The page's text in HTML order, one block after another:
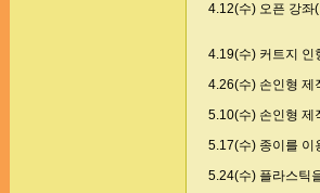
4.12(수) 오픈 강좌
4.19(수) 커트지 인
4.26(수) 손인형 제
5.10(수) 손인형 제
5.17(수) 종이를 이
5.24(수) 플라스틱